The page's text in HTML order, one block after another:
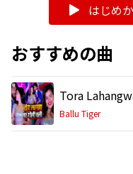
はじめ
おすすめの曲
Ballu Tiger